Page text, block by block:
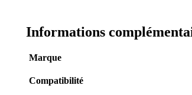
Informations
Marque
Compatibilité